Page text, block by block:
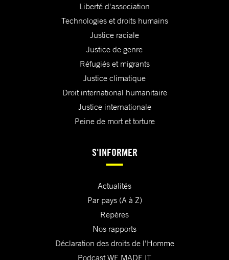
Liberté d'association
Technologies et droits humains
Justice raciale
Justice de genre
Réfugiés et migrants
Justice climatique
Droit international humanitaire
Justice internationale
Peine de mort et torture
S'INFORMER
Actualités
Par pays (A à Z)
Repères
Nos rapports
Déclaration des droits de l'Homme
Podcast WE MADE IT